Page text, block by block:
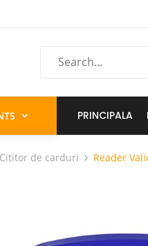
PRINCIPALA
Cititor de carduri Reader